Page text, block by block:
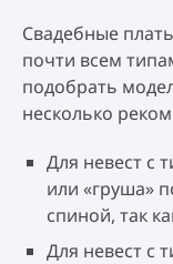
Свадебные
почти всем
подобрать
несколько
Для невест с
или «груша»
спиной, так
Для невест с